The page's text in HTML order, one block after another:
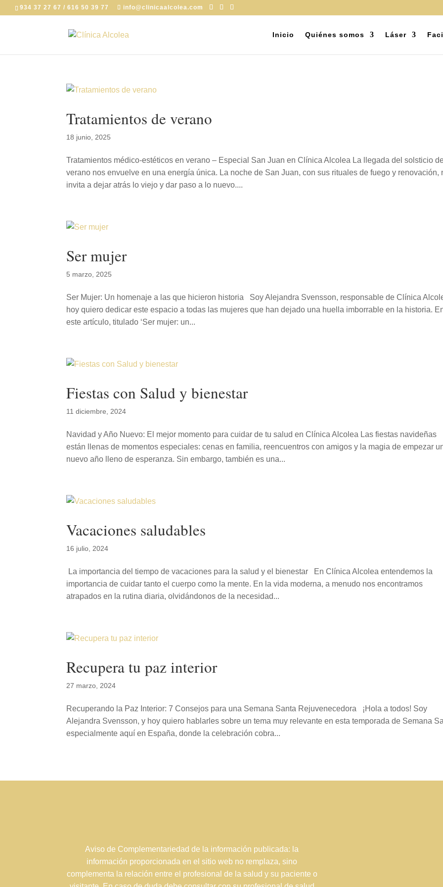
934 37 27 67 / 616 50 39 77 info@clinicaalcolea.com
Inicio Quiénes somos Láser
Tratamientos de verano
18 junio, 2025
Tratamientos médico-estéticos en verano – Especial San Juan en Clínica Alcolea La llegada del solsticio
verano nos envuelve en una energía única. La noche de San Juan, con sus rituales de fuego y renovación,
invita a dejar atrás lo viejo y dar paso a lo nuevo....
Ser mujer
5 marzo, 2025
Ser Mujer: Un homenaje a las que hicieron historia Soy Alejandra Svensson, responsable de Clínica
hoy quiero dedicar este espacio a todas las mujeres que han dejado una huella imborrable en la historia.
este artículo, titulado ‘Ser mujer: un...
Fiestas con Salud y bienestar
11 diciembre, 2024
Navidad y Año Nuevo: El mejor momento para cuidar de tu salud en Clínica Alcolea Las fiestas navideñas
están llenas de momentos especiales: cenas en familia, reencuentros con amigos y la magia de empezar
nuevo año lleno de esperanza. Sin embargo, también es una...
Vacaciones saludables
16 julio, 2024
La importancia del tiempo de vacaciones para la salud y el bienestar En Clínica Alcolea entendemos la
importancia de cuidar tanto el cuerpo como la mente. En la vida moderna, a menudo nos encontramos
atrapados en la rutina diaria, olvidándonos de la necesidad...
Recupera tu paz interior
27 marzo, 2024
Recuperando la Paz Interior: 7 Consejos para una Semana Santa Rejuvenecedora ¡Hola a todos! Soy
Alejandra Svensson, y hoy quiero hablarles sobre un tema muy relevante en esta temporada de Semana
especialmente aquí en España, donde la celebración cobra...
Aviso de Complementariedad de la información publicada: la
información proporcionada en el sitio web no remplaza, sino
complementa la relación entre el profesional de la salud y su paciente o